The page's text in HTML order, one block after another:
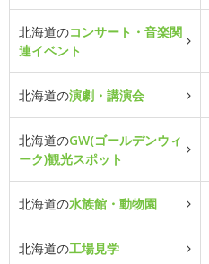
北海道のコンサート・音楽関
連イベント
北海道の演劇・講演会
北海道のGW(ゴールデンウィ
ーク)観光スポット
北海道の水族館・動物園
北海道の工場見学